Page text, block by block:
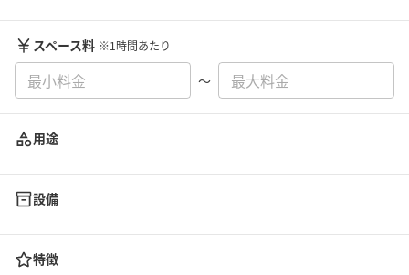
スペース料 ※1時間あたり
〜
用途
設備
特徴